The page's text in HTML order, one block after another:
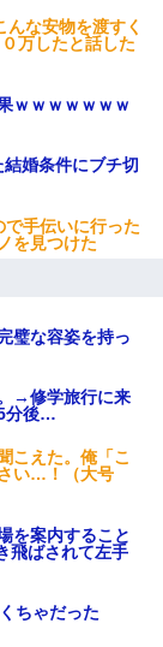
な安物を渡すく
万したと話した
ｗｗｗｗｗｗｗ
婚条件にブチ切
で手伝いに行った
を見つけた
璧な容姿を持っ
→修学旅行に来
分後…
こえた。俺「こ
い…！（大号
を案内すること
飛ばされて左手
ちゃだった